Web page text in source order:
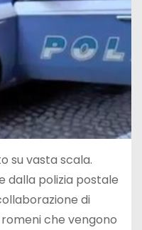
su vasta scala.
dalla polizia postale
di
che vengono